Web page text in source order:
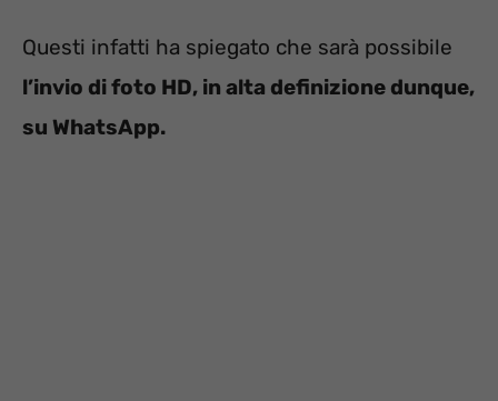
Questi infatti ha spiegato che sarà possibile
l’invio di foto HD, in alta definizione dunque,
su WhatsApp.